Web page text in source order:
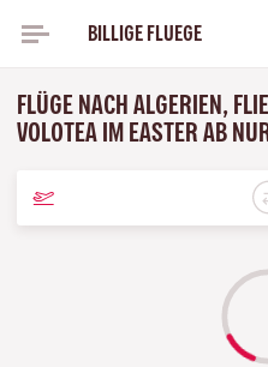
BILLIGE FLUEGE
FLÜGE NACH ALGERIEN,
VOLOTEA IM EASTER AB